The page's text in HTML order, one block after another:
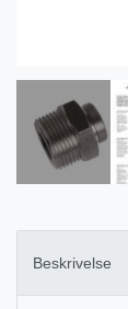
Beskrivelse